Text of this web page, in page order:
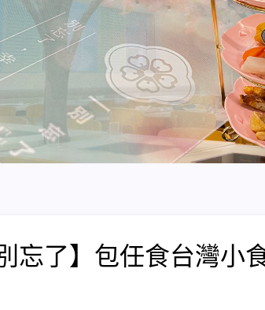
忘了】包任食台灣小